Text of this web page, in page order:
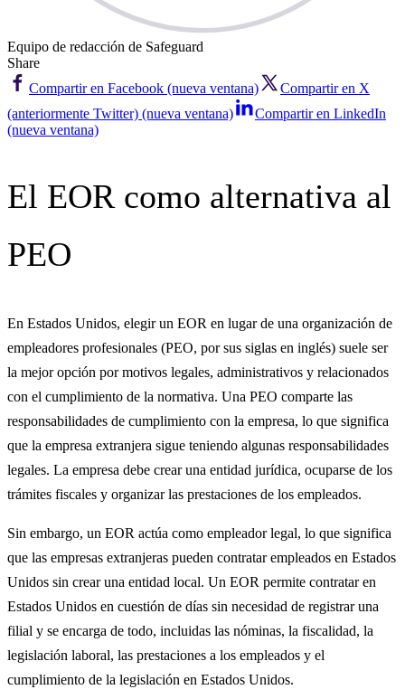
Equipo de redacción de Safeguard
Share
Compartir en Facebook (nueva ventana)
Compartir en X
(anteriormente Twitter) (nueva ventana)
Compartir en LinkedIn
(nueva ventana)
El EOR como alternativa al
PEO
En Estados Unidos, elegir un EOR en lugar de una organización de
empleadores profesionales (PEO, por sus siglas en inglés) suele ser
la mejor opción por motivos legales, administrativos y relacionados
con el cumplimiento de la normativa. Una PEO comparte las
responsabilidades de cumplimiento con la empresa, lo que significa
que la empresa extranjera sigue teniendo algunas responsabilidades
legales. La empresa debe crear una entidad jurídica, ocuparse de los
trámites fiscales y organizar las prestaciones de los empleados.
Sin embargo, un EOR actúa como empleador legal, lo que significa
que las empresas extranjeras pueden contratar empleados en Estados
Unidos sin crear una entidad local. Un EOR permite contratar en
Estados Unidos en cuestión de días sin necesidad de registrar una
filial y se encarga de todo, incluidas las nóminas, la fiscalidad, la
legislación laboral, las prestaciones a los empleados y el
cumplimiento de la legislación en Estados Unidos.